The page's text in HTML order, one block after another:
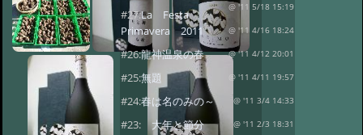
@ '11 5/18 15:19
#27:La Festa
Primavera 2011
@ '11 4/16 18:24
#26:龍神温泉の春 @ '11 4/12 20:01
#25:無題 @ '11 4/11 19:57
#24:春は名のみの～ @ '11 3/4 14:33
#23: 大年と節分 @ '11 2/3 18:31